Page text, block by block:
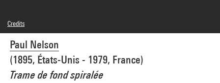
Paul Nelson
(1895, États-Unis - 1979, France)
Trame de fond spiralée
Credits
© Paul Nelson
Photo credits : Centre Pompidou, MNAM-CCI/Jean-Claude Planchet/Dist.
GrandPalaisRmn
Image reference : 4N22552
Image presentation :GrandPalaisRmnPhoto